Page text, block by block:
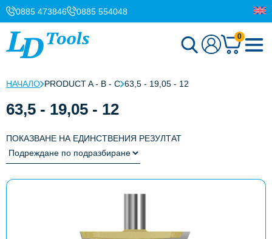
0885 473846 0885 554048
0
НАЧАЛО PRODUCT A - B - C 63,5 - 19,05 - 12
63,5 - 19,05 - 12
ПОКАЗВАНЕ НА ЕДИНСТВЕНИЯ РЕЗУЛТАТ